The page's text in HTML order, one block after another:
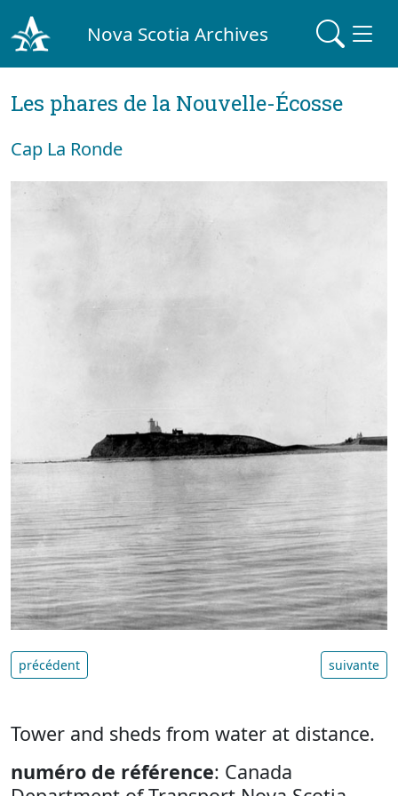
Nova Scotia Archives
Les phares de la Nouvelle-Écosse
Cap La Ronde
précédent suivante
Tower and sheds from water at distance.
numéro de référence: Canada